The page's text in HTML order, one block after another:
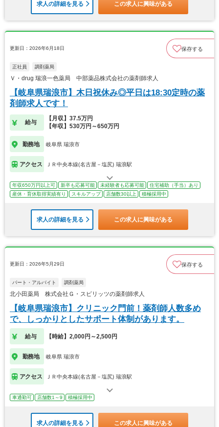
求人の詳細を見る この求人に興味がある
更新日：2026年6月18日 保存する
正社員 調剤薬局
Ｖ・drug 瑞浪一色薬局 中部薬品株式会社の薬剤師求人
【岐阜県瑞浪市】木日祝休み◎平日は18:30定時の薬
剤師求人です！
給与
【月収】37.5万円
【年収】530万円～650万円
勤務地 岐阜県 瑞浪市
アクセス ＪＲ中央本線(名古屋－塩尻) 瑞浪駅
年収650万円以上可 新卒も応募可能 未経験者も応募可能
住宅補助（手当）あり
産休・育休取得実績有り
スキルアップ 店舗数30以上 積極採用中
求人の詳細を見る この求人に興味がある
更新日：2026年5月29日 保存する
パート・アルバイト 調剤薬局
北小田薬局 株式会社Ｇ・スピリッツの薬剤師求人
【岐阜県瑞浪市】クリニック門前！薬剤師人数多め
で、しっかりとしたサポート体制があります。
給与 【時給】2,000円～2,500円
勤務地 岐阜県 瑞浪市
アクセス ＪＲ中央本線(名古屋－塩尻) 瑞浪駅
車通勤可 店舗数1～9 積極採用中
求人の詳細を見る この求人に興味がある